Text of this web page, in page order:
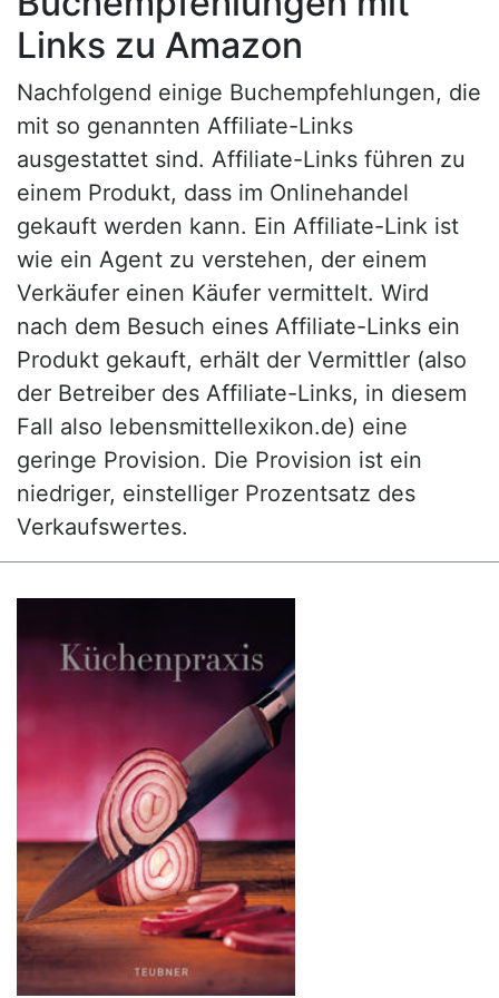
Links zu Amazon
Nachfolgend einige Buchempfehlungen, die
mit so genannten Affiliate-Links
ausgestattet sind. Affiliate-Links führen zu
einem Produkt, dass im Onlinehandel
gekauft werden kann. Ein Affiliate-Link ist
wie ein Agent zu verstehen, der einem
Verkäufer einen Käufer vermittelt. Wird
nach dem Besuch eines Affiliate-Links ein
Produkt gekauft, erhält der Vermittler (also
der Betreiber des Affiliate-Links, in diesem
Fall also lebensmittellexikon.de) eine
geringe Provision. Die Provision ist ein
niedriger, einstelliger Prozentsatz des
Verkaufswertes.